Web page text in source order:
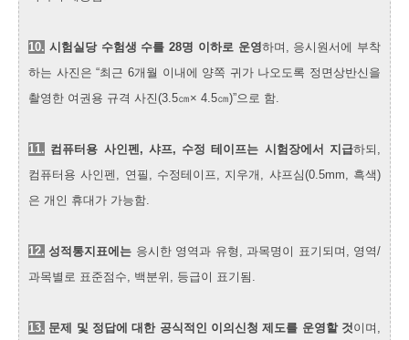
10. 시험실당 수험생 수를 28명 이하로 운영하며, 응시원서에 부착
하는 사진은 “최근 6개월 이내에 양쪽 귀가 나오도록 정면상반신을
촬영한 여권용 규격 사진(3.5㎝× 4.5㎝)”으로 함.
11. 컴퓨터용 사인펜, 샤프, 수정 테이프는 시험장에서 지급하되,
컴퓨터용 사인펜, 연필, 수정테이프, 지우개, 샤프심(0.5mm, 흑색)
은 개인 휴대가 가능함.
12. 성적통지표에는 응시한 영역과 유형, 과목명이 표기되며, 영역/
과목별로 표준점수, 백분위, 등급이 표기됨.
13. 문제 및 정답에 대한 공식적인 이의신청 제도를 운영할 것이며,